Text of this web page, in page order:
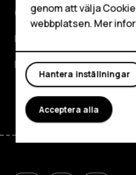
Om
Planet and people
Kundservice
FacebookInstagram
Tiktok
genom att välja
webbplatsen. Mer
Hantera inställningar
Acceptera alla